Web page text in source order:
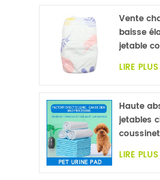
Vente
baisse
jetable
LIRE PLUS
Haute
jetables
flocons
draps de
LIRE PLUS